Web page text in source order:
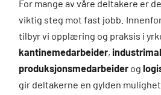
For mange av våre deltakere er
viktig steg mot fast jobb.
tilbyr vi opplæring og praksis i
kantinemedarbeider,
produksjonsmedarbeiderog
gir deltakerne en gylden